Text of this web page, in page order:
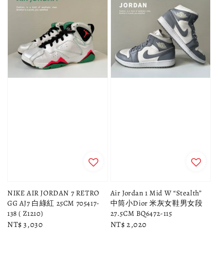
NIKE AIR JORDAN 7 RETRO
GG AJ7 白綠紅 25CM 705417-
138 ( Z1210)
Regular
NT$ 3,030
Air Jordan 1 Mid W “Stealth”
中筒小Dior 米灰女鞋男女段
27.5CM BQ6472-115
Regular
NT$ 2,020